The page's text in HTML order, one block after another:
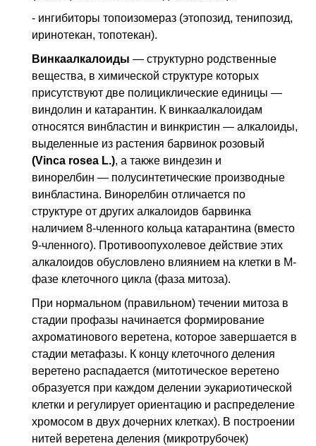
- ингибиторы топоизомераз (этопозид, тенипозид,
иринотекан, топотекан).
Винкаалкалоиды — структурно родственные
вещества, в химической структуре которых
присутствуют две полициклические единицы —
виндолин и катарантин. К винкаалкалоидам
относятся винбластин и винкристин — алкалоиды,
выделенные из растения барвинок розовый
(Vinca rosea L.), а также виндезин и
винорелбин — полусинтетические производные
винбластина. Винорелбин отличается по
структуре от других алкалоидов барвинка
наличием 8-членного кольца катарантина (вместо
9-членного). Противоопухолевое действие этих
алкалоидов обусловлено влиянием на клетки в М-
фазе клеточного цикла (фаза митоза).
При нормальном (правильном) течении митоза в
стадии профазы начинается формирование
ахроматинового веретена, которое завершается в
стадии метафазы. К концу клеточного деления
веретено распадается (митотическое веретено
образуется при каждом делении эукариотической
клетки и регулирует ориентацию и распределение
хромосом в двух дочерних клетках). В построении
нитей веретена деления (микротрубочек)